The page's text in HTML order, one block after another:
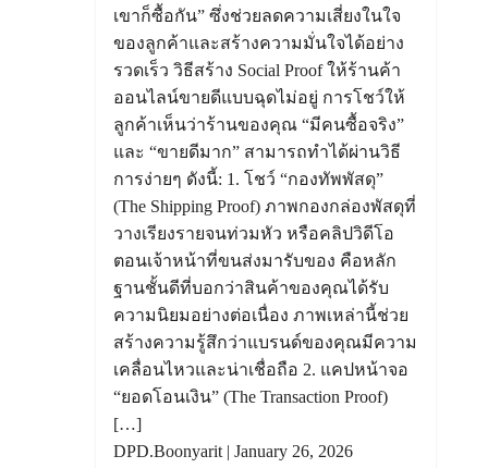
เขาก็ซื้อกัน” ซึ่งช่วยลดความเสี่ยงในใจ
ของลูกค้าและสร้างความมั่นใจได้อย่าง
รวดเร็ว วิธีสร้าง Social Proof ให้ร้านค้า
ออนไลน์ขายดีแบบฉุดไม่อยู่ การโชว์ให้
ลูกค้าเห็นว่าร้านของคุณ “มีคนซื้อจริง”
และ “ขายดีมาก” สามารถทำได้ผ่านวิธี
การง่ายๆ ดังนี้: 1. โชว์ “กองทัพพัสดุ”
(The Shipping Proof) ภาพกองกล่องพัสดุที่
วางเรียงรายจนท่วมหัว หรือคลิปวิดีโอ
ตอนเจ้าหน้าที่ขนส่งมารับของ คือหลัก
ฐานชั้นดีที่บอกว่าสินค้าของคุณได้รับ
ความนิยมอย่างต่อเนื่อง ภาพเหล่านี้ช่วย
สร้างความรู้สึกว่าแบรนด์ของคุณมีความ
เคลื่อนไหวและน่าเชื่อถือ 2. แคปหน้าจอ
“ยอดโอนเงิน” (The Transaction Proof)
[…]
DPD.Boonyarit | January 26, 2026